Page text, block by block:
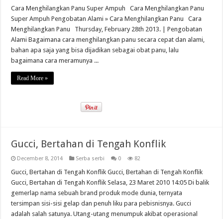
Cara Menghilangkan Panu Super Ampuh Cara Menghilangkan Panu
Super Ampuh Pengobatan Alami » Cara Menghilangkan Panu Cara
Menghilangkan Panu Thursday, February 28th 2013. | Pengobatan
Alami Bagaimana cara menghilangkan panu secara cepat dan alami,
bahan apa saja yang bisa dijadikan sebagai obat panu, lalu
bagaimana cara meramunya ...
Read More »
Gucci, Bertahan di Tengah Konflik
December 8, 2014 Serba serbi 0 82
Gucci, Bertahan di Tengah Konflik Gucci, Bertahan di Tengah Konflik
Gucci, Bertahan di Tengah Konflik Selasa, 23 Maret 2010 14:05 Di balik
gemerlap nama sebuah brand produk mode dunia, ternyata
tersimpan sisi-sisi gelap dan penuh liku para pebisnisnya. Gucci
adalah salah satunya. Utang-utang menumpuk akibat operasional